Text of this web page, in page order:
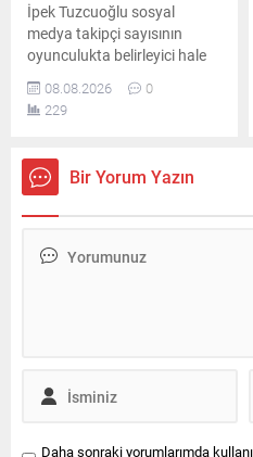
İpek Tuzcuoğlu sosyal
medya takipçi sayısının
oyunculukta belirleyici hale
gelmesini eleştirdi. Usta
oyuncu, gerçek sanatın
rakamlarla ölçülemeyeceğini
önemli bir mesaj verdi ve
emeğin değerini özellikle de
08.08.2026
0
229
Bir Yorum Yazın
Daha sonraki yorumlarımda